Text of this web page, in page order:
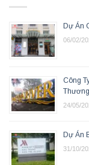
Dự Án
06/02/
Công
24/05/
Dự Án
31/10/